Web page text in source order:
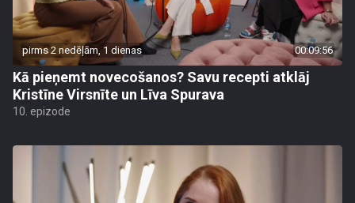
pirms 2 nedēļām, 1 dienas 00:09:56
Kā pieņemt novecošanos? Savu recepti atklāj
Kristīne Virsnīte un Līva Spurava
10. epizode